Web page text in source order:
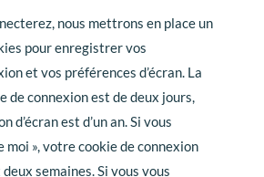
nous mettrons en place un
pour enregistrer vos
et vos préférences d’écran. La
de connexion est de deux jours,
d’écran est d’un an. Si vous
moi », votre cookie de connexion
semaines. Si vous vous